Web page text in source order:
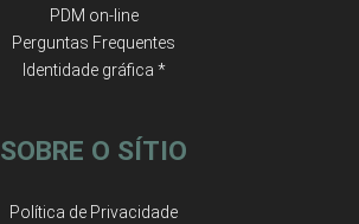
PDM on-line
Perguntas Frequentes
Identidade gráfica *
SOBRE O SÍTIO
Política de Privacidade